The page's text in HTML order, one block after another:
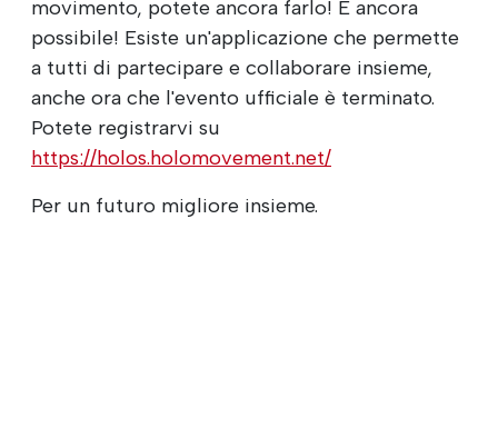
movimento, potete ancora farlo! È ancora
possibile! Esiste un'applicazione che permette
a tutti di partecipare e collaborare insieme,
anche ora che l'evento ufficiale è terminato.
Potete registrarvi su
https://holos.holomovement.net/
Per un futuro migliore insieme.